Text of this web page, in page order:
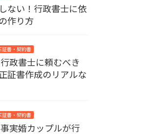
ない！行政書士に依
作り方
証書・契約書
政書士に頼むべき
証書作成のリアルな
証書・契約書
実婚カップルが行